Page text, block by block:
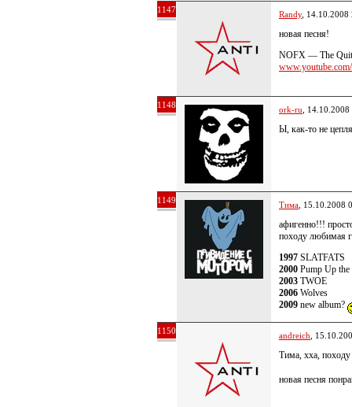
1147 Randy, 14.10.2008
новая песня!
NOFX — The
1148 ork-ru ,
Ы, как-то не
1149 Тима , 15.10.2008
афигенно!!!
походу любимая
1997 SLATFATS
2000 Pump Up
2003 TWOE
2006 Wolves
2009 new album?
1150 andreich ,
Тима, хха, походу
новая песня